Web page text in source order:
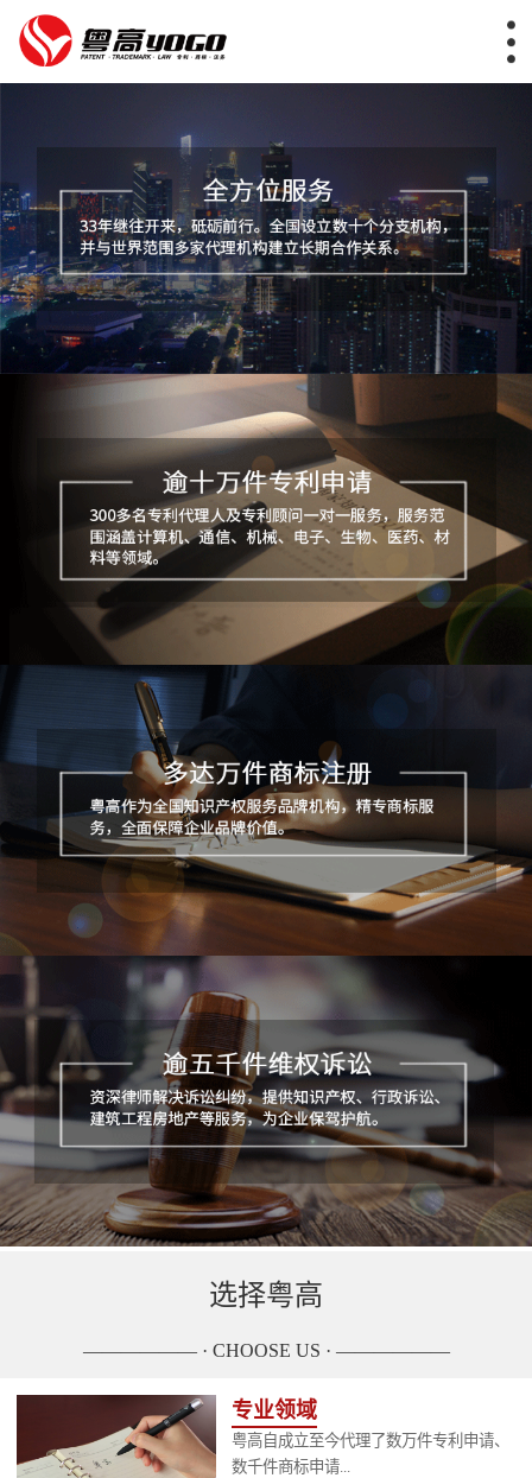
选择粤高
—————— · CHOOSE US · ——————
专业领域
粤高自成立至今代理了数万件专利申请、
数千件商标申请...